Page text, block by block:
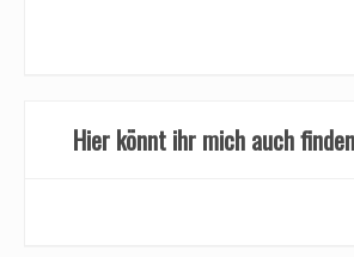
Hier könnt ihr mich auch finden